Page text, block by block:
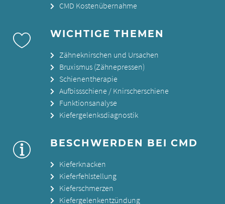
CMD Kostenübernahme
WICHTIGE THEMEN
Zähneknirschen und Ursachen
Bruxismus (Zähnepressen)
Schienentherapie
Aufbissschiene / Knirscherschiene
Funktionsanalyse
Kiefergelenksdiagnostik
BESCHWERDEN BEI CMD
Kieferknacken
Kieferfehlstellung
Kieferschmerzen
Kiefergelenkentzündung